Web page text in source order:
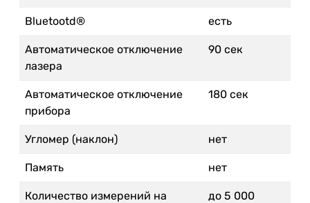
Bluetootd® есть
Автоматическое отключение
лазера
90 сек
Автоматическое отключение
прибора
180 сек
Угломер (наклон) нет
Память нет
Количество измерений на
до 5 000